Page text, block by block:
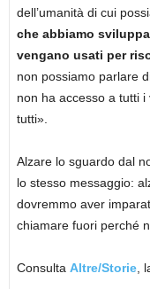
dell’umanità di cui
che abbiamo
vengano usati per
non possiamo parlare
non ha accesso a tutti
tutti».
Alzare lo sguardo dal
lo stesso messaggio:
dovremmo aver
chiamare fuori perché
Consulta Altre/Storie ,